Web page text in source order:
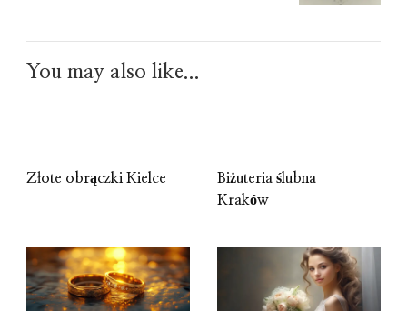
You may also like...
Złote obrączki Kielce
Biżuteria ślubna
Kraków